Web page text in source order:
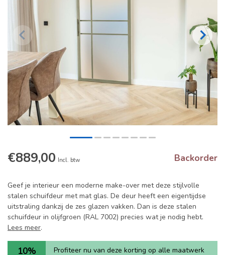
€889,00 Incl. btw Backorder
Geef je interieur een moderne make-over met deze stijlvolle
stalen schuifdeur met mat glas. De deur heeft een eigentijdse
uitstraling dankzij de zes glazen vakken. Dan is deze stalen
schuifdeur in olijfgroen (RAL 7002) precies wat je nodig hebt.
Lees meer.
10%
Profiteer nu van deze korting op alle maatwerk